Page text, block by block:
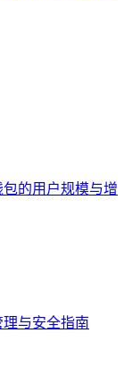
的用户规模与增
与安全指南